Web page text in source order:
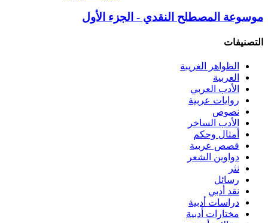
موسوعة المصطلح النقدي - الجزء الأول
التصنيفات
الظواهر الغريبة‏
العربية
الأدب العربي
روايات عربية
نصوص
الأدب الساخر
أمثال وحكم
قصص عربية
دواوين الشعر
نثر
رسائل
نقد أدبي
دراسات أدبية
مختارات أدبية